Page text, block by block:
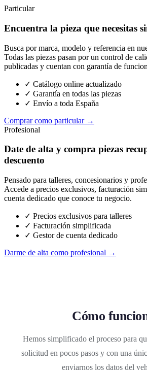
Particular
Encuentra la pieza que necesitas
Busca por marca, modelo y referencia en
Todas las piezas pasan por un control de
publicadas y cuentan con garantía de
✓ Catálogo online actualizado
✓ Garantía en todas las piezas
✓ Envío a toda España
Comprar como particular →
Profesional
Date de alta y compra piezas
descuento
Pensado para talleres, concesionarios y
Accede a precios exclusivos, facturación
cuenta dedicado que conoce tu negocio.
✓ Precios exclusivos para talleres
✓ Facturación simplificada
✓ Gestor de cuenta dedicado
Darme de alta como profesional →
Cómo
Hemos simplificado el proceso para
solicitud en pocos pasos y con una
enviarnos los datos del